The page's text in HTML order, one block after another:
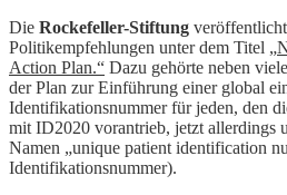
Die Rockefeller-Stiftung
Politikempfehlungen unter dem Titel „
Action Plan.“ Dazu gehörte neben
der Plan zur Einführung einer global
Identifikationsnummer für jeden, den
mit ID2020 vorantrieb, jetzt allerdings
Namen „unique patient identification
Identifikationsnummer).